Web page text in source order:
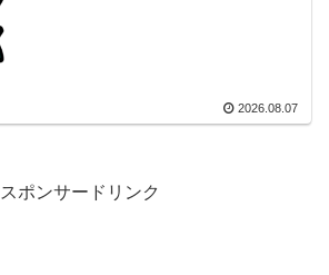
2026.08.07
スポンサードリンク